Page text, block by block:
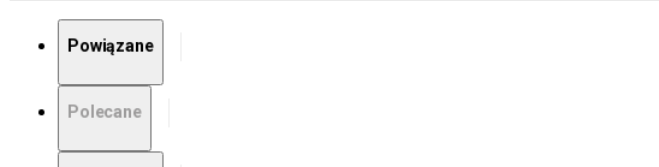
Powiązane
Polecane